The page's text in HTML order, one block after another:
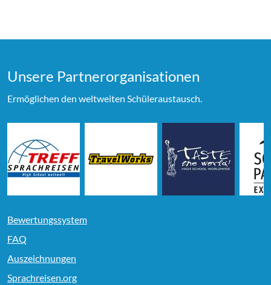
Unsere Partner­organi­sationen
Ermöglichen den weltweiten Schüleraustausch.
Bewertungssystem
FAQ
Auszeichnungen
Sprachreisen.org